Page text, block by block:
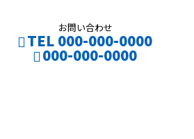
お問い合わせ
TEL 000-000-0000
000-000-0000